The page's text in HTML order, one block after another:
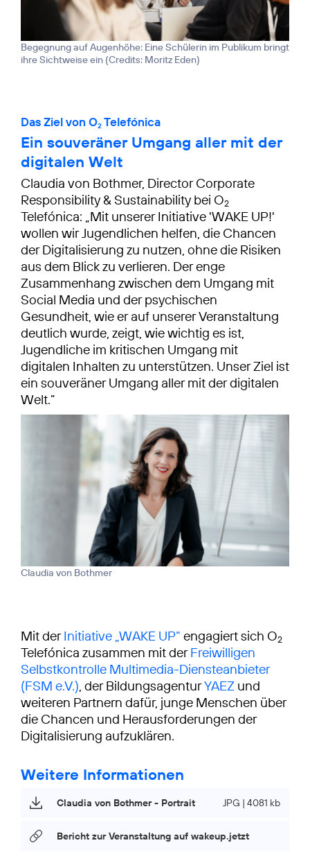
Begegnung auf Augenhöhe: Eine Schülerin im Publikum bringt
ihre Sichtweise ein (Credits: Moritz Eden)
Das Ziel von O2 Telefónica
Ein souveräner Umgang aller mit der
digitalen Welt
Claudia von Bothmer, Director Corporate
Responsibility & Sustainability bei O2
Telefónica: „Mit unserer Initiative 'WAKE UP!'
wollen wir Jugendlichen helfen, die Chancen
der Digitalisierung zu nutzen, ohne die Risiken
aus dem Blick zu verlieren. Der enge
Zusammenhang zwischen dem Umgang mit
Social Media und der psychischen
Gesundheit, wie er auf unserer Veranstaltung
deutlich wurde, zeigt, wie wichtig es ist,
Jugendliche im kritischen Umgang mit
digitalen Inhalten zu unterstützen. Unser Ziel ist
ein souveräner Umgang aller mit der digitalen
Welt.”
Claudia von Bothmer
Mit derInitiative „WAKE UP“ engagiert sich O2
Telefónica zusammen mit derFreiwilligen
Selbstkontrolle Multimedia-Diensteanbieter
(FSM e.V.) , der BildungsagenturYAEZ und
weiteren Partnern dafür, junge Menschen über
die Chancen und Herausforderungen der
Digitalisierung aufzuklären.
Weitere Informationen
Claudia von Bothmer - Portrait JPG | 4081 kb
Bericht zur Veranstaltung auf wakeup.jetzt